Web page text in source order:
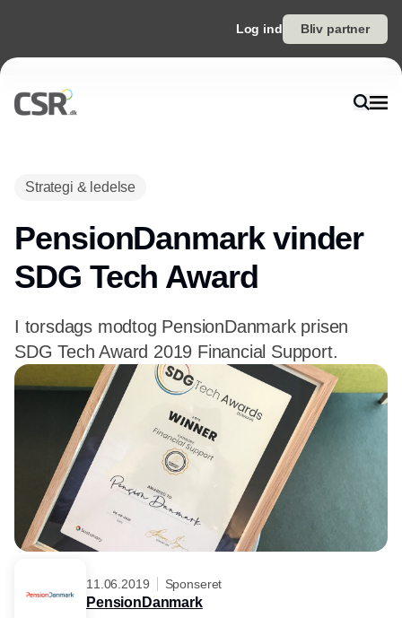
Log ind Bliv partner
Strategi & ledelse
PensionDanmark vinder
SDG Tech Award
I torsdags modtog PensionDanmark prisen
SDG Tech Award 2019 Financial Support.
11.06.2019 Sponseret
PensionDanmark